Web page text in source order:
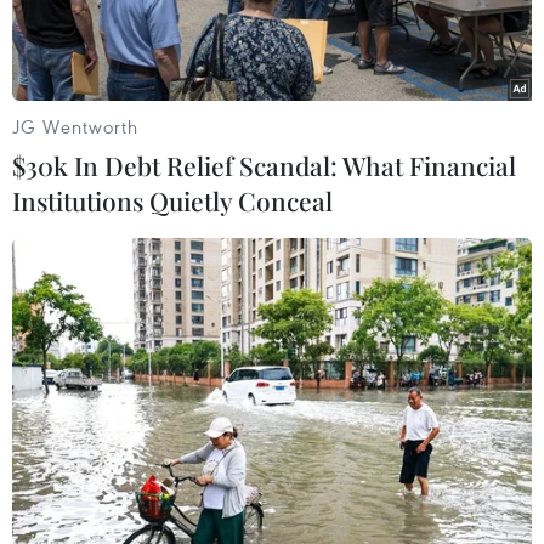
Hoạt động sản xuất tại Công ty TNHH Điện tử POYUN Việt Nam.
(Ảnh: Mạnh Minh/TTXVN)
Ngày 24/9, tại cuộc họp thường kỳ tháng 9, Chủ
tịch Ủy ban Nhân dân tỉnh Hải Dương Triệu Thế
Hùng yêu cầu, các ngành, địa phương tập trung
JG Wentworth
$30k In Debt Relief Scandal: What Financial
Institutions Quietly Conceal